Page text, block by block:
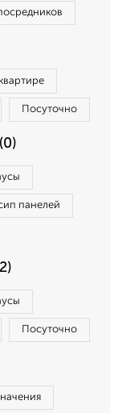
Посуточно
панелей
Посуточно